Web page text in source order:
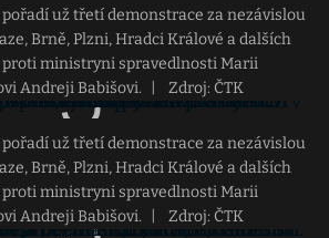
už třetí demonstrace za nezávislou
Brně, Plzni, Hradci Králové a dalších
ministryni spravedlnosti Marii
Andreji Babišovi.
Zdroj: ČTK
už třetí demonstrace za nezávislou
Brně, Plzni, Hradci Králové a dalších
ministryni spravedlnosti Marii
Andreji Babišovi.
Zdroj: ČTK